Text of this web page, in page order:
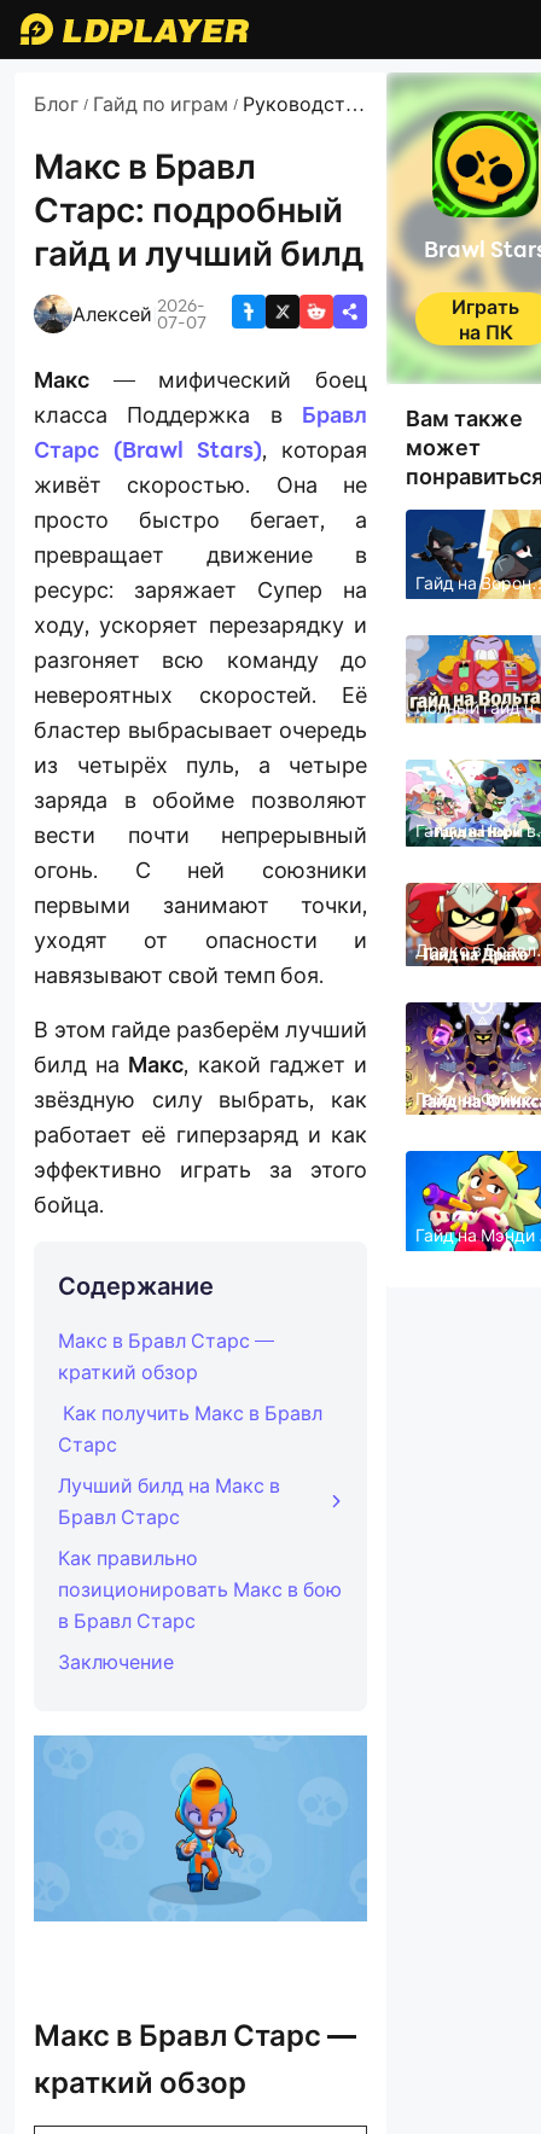
Блог / Гайд по играм / Руководства
Макс в Бравл
Старс: подробный
гайд и лучший билд
Алексей 2026-
07-07
Макс — мифический боец
класса Поддержка в Бравл
Старс (Brawl Stars), которая
живёт скоростью. Она не
просто быстро бегает, а
превращает движение в
ресурс: заряжает Супер на
ходу, ускоряет перезарядку и
разгоняет всю команду до
невероятных скоростей. Её
бластер выбрасывает очередь
из четырёх пуль, а четыре
заряда в обойме позволяют
вести почти непрерывный
огонь. С ней союзники
первыми занимают точки,
уходят от опасности и
навязывают свой темп боя.
В этом гайде разберём лучший
билд на Макс, какой гаджет и
звёздную силу выбрать, как
работает её гиперзаряд и как
эффективно играть за этого
бойца.
Содержание
Макс в Бравл Старс —
краткий обзор
Как получить Макс в Бравл
Старс
Лучший билд на Макс в
Бравл Старс
Как правильно
позиционировать Макс в бою
в Бравл Старс
Заключение
Макс в Бравл Старс —
краткий обзор
Brawl
Играть
на ПК
Вам также
может
Гайд на
Бравл Старс:
гаджет и
Полный гайд
Вольта в Бравл
билд, гаджеты
советы
Гайд на Нори в
Бравл Старс:
гаджеты и
советы
Драко в Бравл
Старс:
и лучший билд
Гайд на
Бравл Старс:
гаджеты и
советы
Гайд на Мэнди
Бравл Старс: